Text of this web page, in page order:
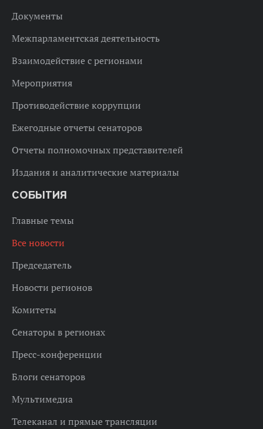
Документы
Межпарламентская деятельность
Взаимодействие с регионами
Мероприятия
Противодействие коррупции
Ежегодные отчеты сенаторов
Отчеты полномочных представителей
Издания и аналитические материалы
СОБЫТИЯ
Главные темы
Все новости
Председатель
Новости регионов
Комитеты
Сенаторы в регионах
Пресс-конференции
Блоги сенаторов
Мультимедиа
Телеканал и прямые трансляции